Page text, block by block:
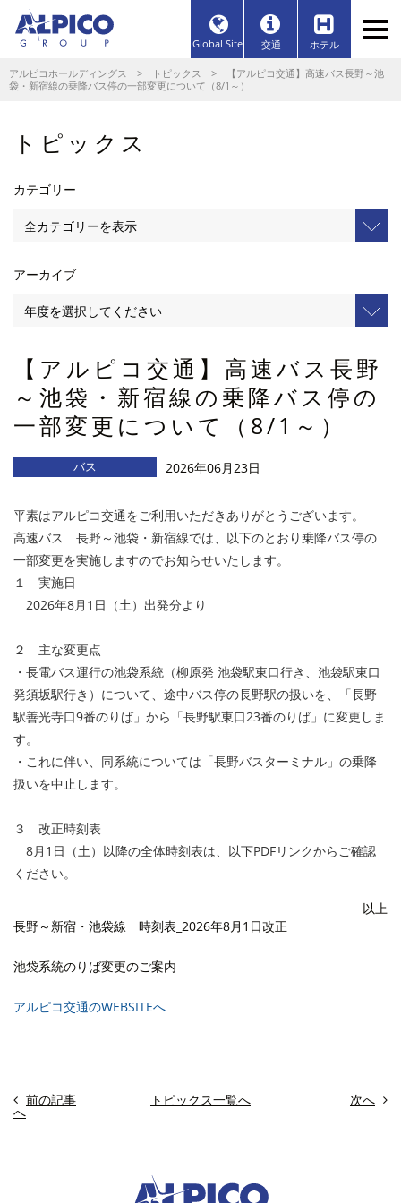
Global Site 交通 ホテル
アルピコホールディングス > トピックス > 【アルピコ交通】高速バス長野～池
袋・新宿線の乗降バス停の一部変更について（8/1～）
トピックス
カテゴリー
アーカイブ
【アルピコ交通】高速バス長野
～池袋・新宿線の乗降バス停の
一部変更について（8/1～）
バス 2026年06月23日
平素はアルピコ交通をご利用いただきありがとうございます。
高速バス 長野～池袋・新宿線では、以下のとおり乗降バス停の
一部変更を実施しますのでお知らせいたします。
１ 実施日
2026年8月1日（土）出発分より
２ 主な変更点
・長電バス運行の池袋系統（柳原発 池袋駅東口行き、池袋駅東口
発須坂駅行き）について、途中バス停の長野駅の扱いを、「長野
駅善光寺口9番のりば」から「長野駅東口23番のりば」に変更しま
す。
・これに伴い、同系統については「長野バスターミナル」の乗降
扱いを中止します。
３ 改正時刻表
8月1日（土）以降の全体時刻表は、以下PDFリンクからご確認
ください。
以上
長野～新宿・池袋線 時刻表_2026年8月1日改正
池袋系統のりば変更のご案内
アルピコ交通のWEBSITEへ
前の記事
へ
トピックス一覧へ 次へ